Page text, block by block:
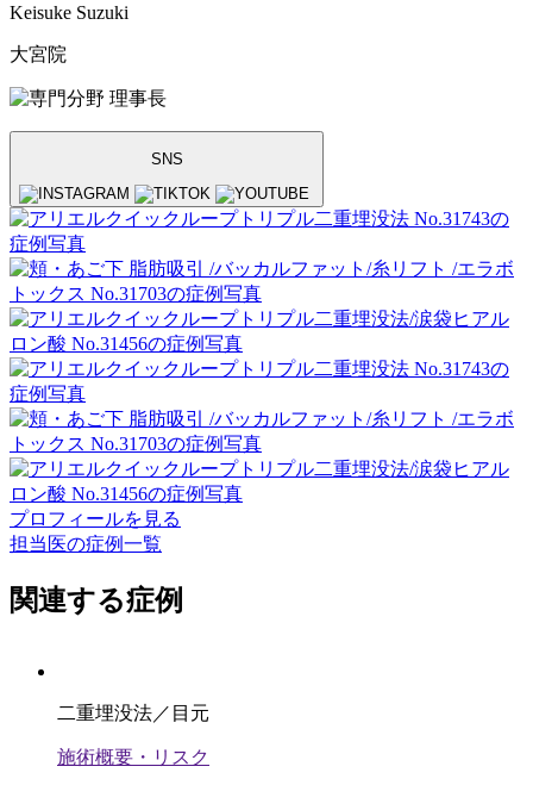
Keisuke Suzuki
大宮院
理事長
SNS
プロフィールを見る
担当医の症例一覧
関連する症例
二重埋没法／目元
施術概要・リスク